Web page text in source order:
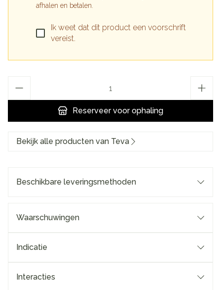
afhalen en betalen.
Ik weet dat dit product een voorschrift
vereist.
Reserveervoor ophaling
Bekijk alle producten van Teva
Beschikbare leveringsmethoden
Waarschuwingen
Indicatie
Interacties